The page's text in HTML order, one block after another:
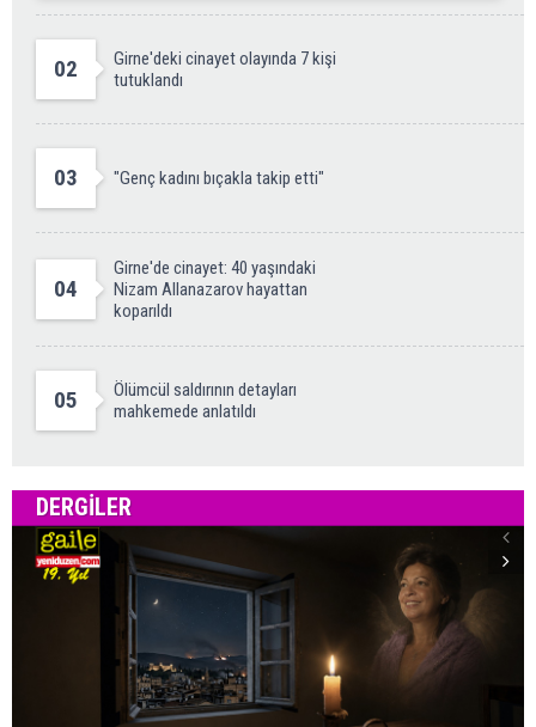
02
Girne'deki cinayet olayında 7 kişi
tutuklandı
03 "Genç kadını bıçakla takip etti"
04
Girne'de cinayet: 40 yaşındaki
Nizam Allanazarov hayattan
koparıldı
05
Ölümcül saldırının detayları
mahkemede anlatıldı
DERGILER